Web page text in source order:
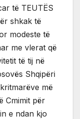
të TEUTËS
shkak të
modeste të
me vlerat që
të tij në
Shqipëri
më
Cmimit për
e ndan kjo